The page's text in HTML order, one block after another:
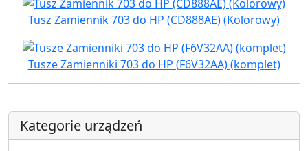
Tusz Zamiennik 703 do HP (CD888AE) (Kolorowy)
Tusze Zamienniki 703 do HP (F6V32AA) (komplet)
Kategorie urządzeń